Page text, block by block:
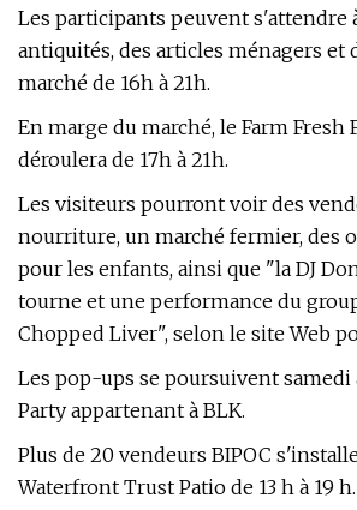
Les participants peuvent s'attendre
antiquités, des articles ménagers et
marché de 16h à 21h.
En marge du marché, le Farm Fresh
déroulera de 17h à 21h.
Les visiteurs pourront voir des
nourriture, un marché fermier, des
pour les enfants, ainsi que "la DJ
tourne et une performance du
Chopped Liver", selon le site Web
Les pop-ups se poursuivent samedi
Party appartenant à BLK.
Plus de 20 vendeurs BIPOC
Waterfront Trust Patio de 13 h à 19 h.